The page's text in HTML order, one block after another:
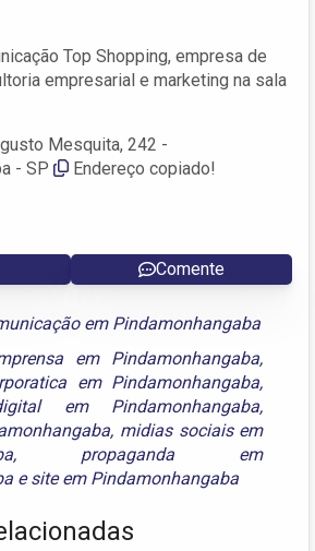
Top Shopping, empresa de
empresarial e marketing na sala
Mesquita, 242 -
- SP
Endereço copiado!
Comente
em Pindamonhangaba
em Pindamonhangaba,
em Pindamonhangaba,
em Pindamonhangaba,
, midias sociais em
, propaganda em
esite em Pindamonhangaba